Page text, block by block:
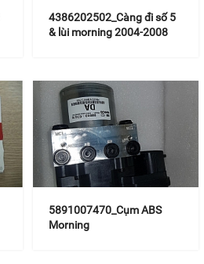
4386202502_Càng đi số 5
& lùi morning 2004-2008
5891007470_Cụm ABS
Morning